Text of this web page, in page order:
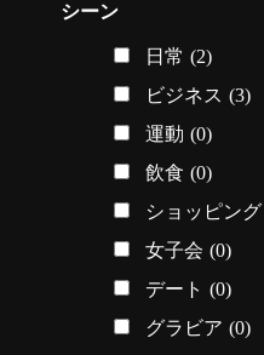
シーン
日常 (2)
ビジネス (3)
運動 (0)
飲食 (0)
ショッピング
女子会 (0)
デート (0)
グラビア (0)